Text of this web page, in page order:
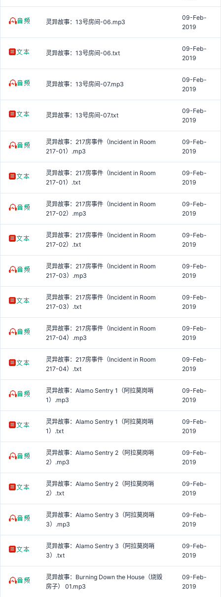
灵异故事：13号房间-06.mp3
09-Feb-
2019
灵异故事：13号房间-06.txt
09-Feb-
2019
灵异故事：13号房间-07.mp3
09-Feb-
2019
灵异故事：13号房间-07.txt
09-Feb-
2019
灵异故事：217房事件（Incident in Room
217-01）.mp3
09-Feb-
2019
灵异故事：217房事件（Incident in Room
217-01）.txt
09-Feb-
2019
灵异故事：217房事件（Incident in Room
217-02）.mp3
09-Feb-
2019
灵异故事：217房事件（Incident in Room
217-02）.txt
09-Feb-
2019
灵异故事：217房事件（Incident in Room
217-03）.mp3
09-Feb-
2019
灵异故事：217房事件（Incident in Room
217-03）.txt
09-Feb-
2019
灵异故事：217房事件（Incident in Room
217-04）.mp3
09-Feb-
2019
灵异故事：217房事件（Incident in Room
217-04）.txt
09-Feb-
2019
灵异故事：Alamo Sentry 1（阿拉莫岗哨
1）.mp3
09-Feb-
2019
灵异故事：Alamo Sentry 1（阿拉莫岗哨
1）.txt
09-Feb-
2019
灵异故事：Alamo Sentry 2（阿拉莫岗哨
2）.mp3
09-Feb-
2019
灵异故事：Alamo Sentry 2（阿拉莫岗哨
2）.txt
09-Feb-
2019
灵异故事：Alamo Sentry 3（阿拉莫岗哨
3）.mp3
09-Feb-
2019
灵异故事：Alamo Sentry 3（阿拉莫岗哨
3）.txt
09-Feb-
2019
灵异故事：Burning Down the House（烧毁
房子） 01.mp3
09-Feb-
2019